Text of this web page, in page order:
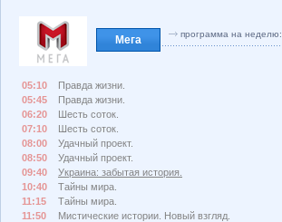
Мега программа на неделю:
05:10
Правда жизни.
05:45
Правда жизни.
06:20
Шесть соток.
07:10
Шесть соток.
08:00
Удачный проект.
08:50
Удачный проект.
09:40
Украина: забытая история.
10:40
Тайны мира.
11:15
Тайны мира.
11:50
Мистические истории. Новый взгляд.